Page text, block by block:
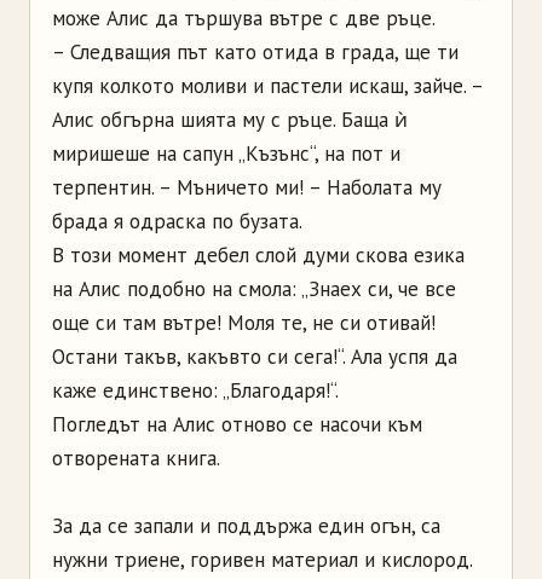
може Алис да тършува вътре с две ръце.
– Следващия път като отида в града, ще ти
купя колкото моливи и пастели искаш, зайче. –
Алис обгърна шията му с ръце. Баща ѝ
миришеше на сапун „Къзънс“, на пот и
терпентин. – Мъничето ми! – Наболата му
брада я одраска по бузата.
В този момент дебел слой думи скова езика
на Алис подобно на смола: „Знаех си, че все
още си там вътре! Моля те, не си отивай!
Остани такъв, какъвто си сега!“. Ала успя да
каже единствено: „Благодаря!“.
Погледът на Алис отново се насочи към
отворената книга.
За да се запали и поддържа един огън, са
нужни триене, горивен материал и кислород.